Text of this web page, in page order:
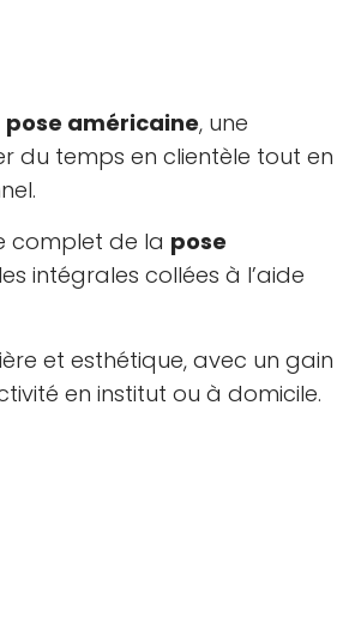
pose américaine, une
du temps en clientèle tout en
complet de la pose
intégrales collées à l’aide
et esthétique, avec un gain
en institut ou à domicile.